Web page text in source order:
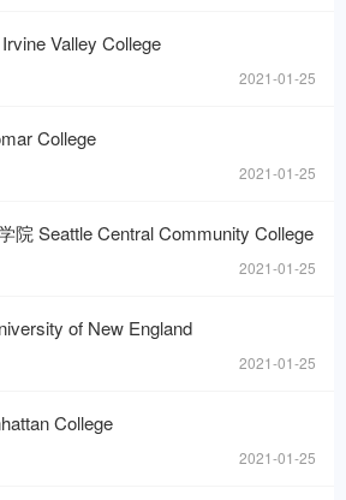
Valley College
2021-01-25
College
2021-01-25
院 Seattle Central Community College
2021-01-25
of New England
2021-01-25
College
2021-01-25